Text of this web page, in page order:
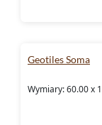
Geotiles Soma
Wymiary: 60.00 x